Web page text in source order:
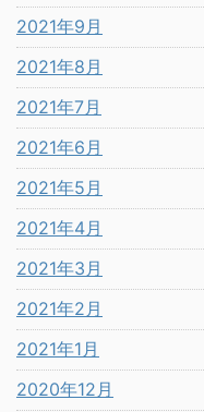
2021年9月
2021年8月
2021年7月
2021年6月
2021年5月
2021年4月
2021年3月
2021年2月
2021年1月
2020年12月